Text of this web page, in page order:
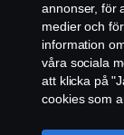
Regler
Integritetspolicy
annonser, för
medier och
information
våra sociala
att klicka på
cookies som